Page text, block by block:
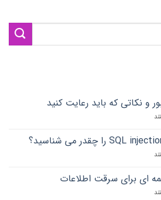
و نکاتی که باید رعایت کنید
ای برای سرقت اطلاعات